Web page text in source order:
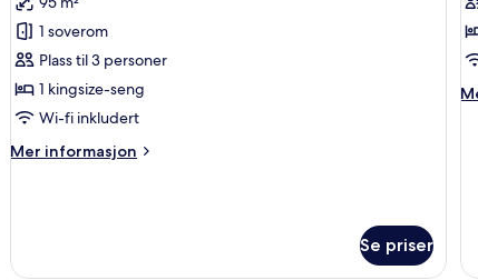
av
Suite,
1
kingsize-
seng
1 soverom
Plass til 3 personer
1 kingsize-seng
Wi-fi inkludert
Mer informasjon
Mer
seng
Se priser